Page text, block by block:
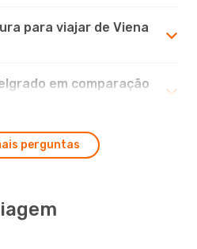
para viajar de Viena
em comparação
perguntas